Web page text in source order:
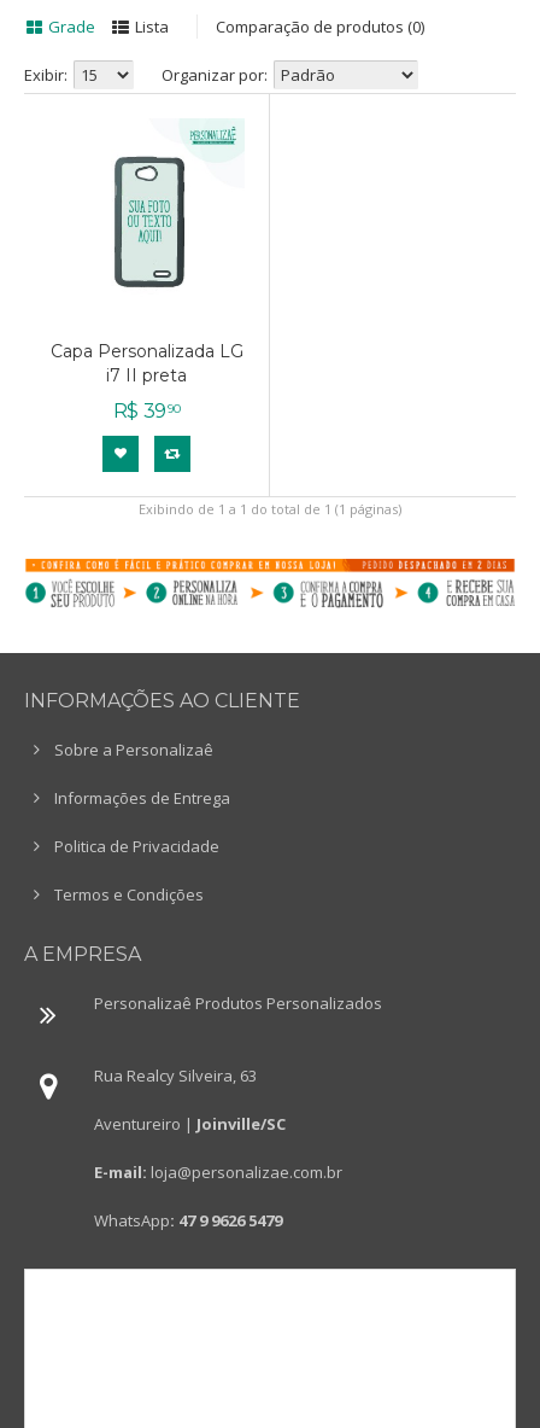
Grade Lista Comparação de produtos (0)
Exibir: Organizar por:
Capa Personalizada LG
i7 II preta
R$ 3990
Exibindo de 1 a 1 do total de 1 (1 páginas)
INFORMAÇÕES AO CLIENTE
Sobre a Personalizaê
Informações de Entrega
Politica de Privacidade
Termos e Condições
A EMPRESA
Personalizaê Produtos Personalizados
Rua Realcy Silveira, 63
Aventureiro | Joinville/SC
E-mail: loja@personalizae.com.br
WhatsApp: 47 9 9626 5479